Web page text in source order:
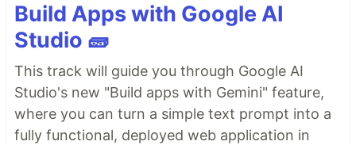
Build Apps with Google AI
Studio 🧱
This track will guide you through Google AI
Studio's new "Build apps with Gemini" feature,
where you can turn a simple text prompt into a
fully functional, deployed web application in